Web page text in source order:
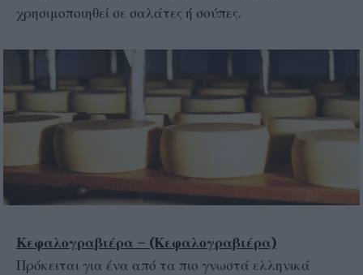
χρησιμοποιηθεί σε σαλάτες ή σούπες.
Κεφαλογραβιέρα – (Κεφαλογραβιέρα)
Πρόκειται για ένα από τα πιο γνωστά ελληνικά